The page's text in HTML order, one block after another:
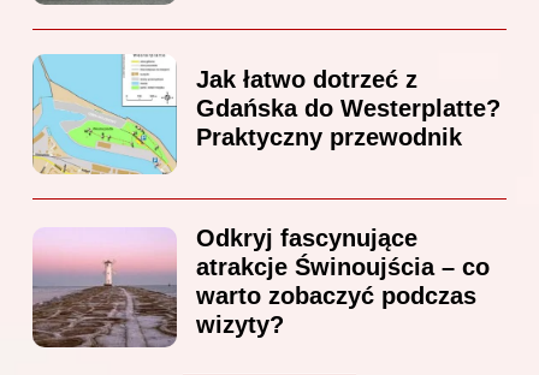
Jak łatwo dotrzeć z
Gdańska do Westerplatte?
Praktyczny przewodnik
Odkryj fascynujące
atrakcje Świnoujścia – co
warto zobaczyć podczas
wizyty?